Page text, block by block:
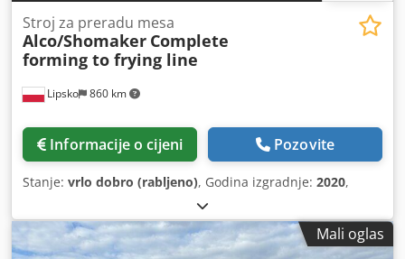
Lipsko 860 km
Stroj za preradu mesa
Alco/Shomaker Complete
forming to frying line
Informacije o cijeni Pozovite
Stanje: vrlo dobro (rabljeno), Godina izgradnje: 2020,
Mali oglas